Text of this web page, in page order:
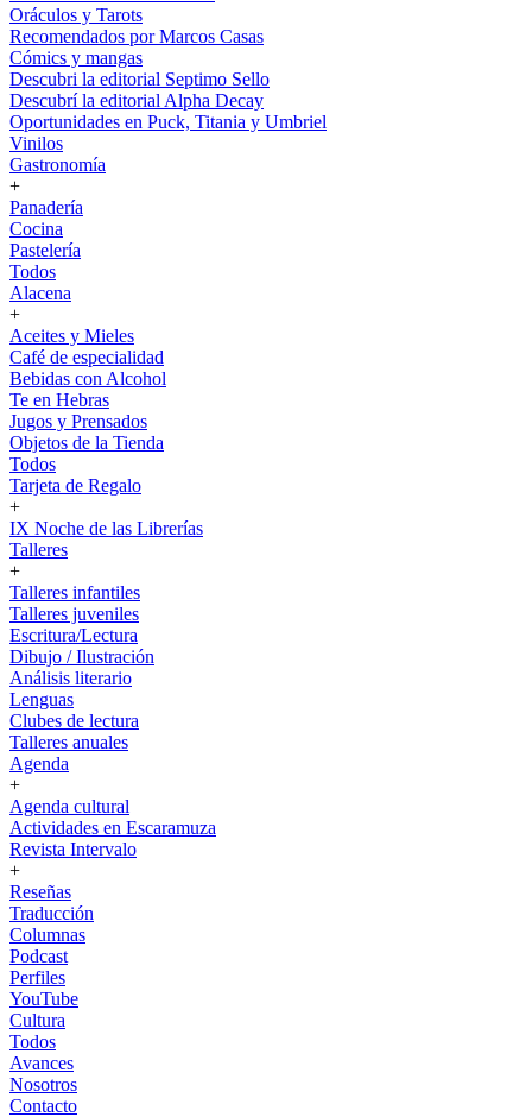
Oráculos y Tarots
Recomendados por Marcos Casas
Cómics y mangas
Descubri la editorial Septimo Sello
Descubrí la editorial Alpha Decay
Oportunidades en Puck, Titania y Umbriel
Vinilos
Gastronomía
+
Panadería
Cocina
Pastelería
Todos
Alacena
+
Aceites y Mieles
Café de especialidad
Bebidas con Alcohol
Te en Hebras
Jugos y Prensados
Objetos de la Tienda
Todos
Tarjeta de Regalo
+
IX Noche de las Librerías
Talleres
+
Talleres infantiles
Talleres juveniles
Escritura/Lectura
Dibujo / Ilustración
Análisis literario
Lenguas
Clubes de lectura
Talleres anuales
Agenda
+
Agenda cultural
Actividades en Escaramuza
Revista Intervalo
+
Reseñas
Traducción
Columnas
Podcast
Perfiles
YouTube
Cultura
Todos
Avances
Nosotros
Contacto